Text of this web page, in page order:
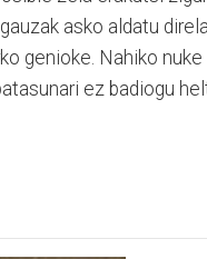
asko aldatu
genioke. Nahiko
ez badiogu